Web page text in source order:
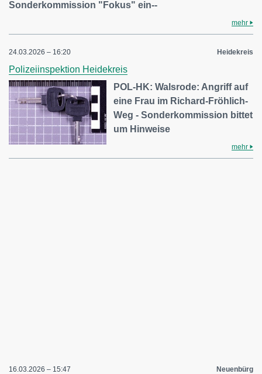
Sonderkommission "Fokus" ein--
mehr
24.03.2026 – 16:20 Heidekreis
Polizeiinspektion Heidekreis
POL-HK: Walsrode: Angriff auf
eine Frau im Richard-Fröhlich-
Weg - Sonderkommission bittet
um Hinweise
mehr
16.03.2026 – 15:47 Neuenbürg